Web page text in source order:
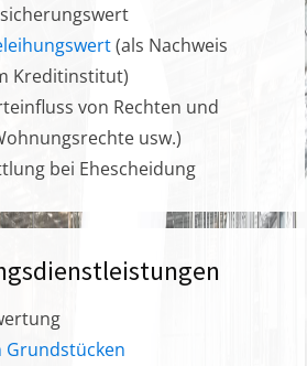
(als Nachweis
Kreditinstitut)
von Rechten und
usw.)
bei Ehescheidung
Grundstücken